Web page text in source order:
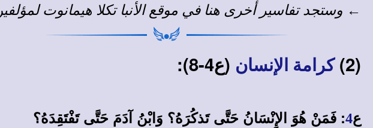
← وستجدتفاسير أخرى هنا في موقع الأنبا تكلا هيمانوت
(2) كرامة الإنسان (ع4-8):
ع4: فَمَنْ هُوَ الإِنْسَانُ حَتَّى تَذكُرَهُ؟ وَابْنُ آدَمَ حَتَّى تَفْتَقِدَهُ؟